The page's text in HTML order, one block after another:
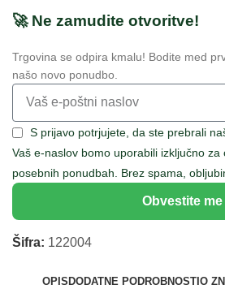
🚀 Ne zamudite otvoritve!
Trgovina se odpira kmalu! Bodite med
našo novo ponudbo.
S prijavo potrjujete, da ste prebrali
Vaš e-naslov bomo uporabili izključno za
posebnih ponudbah. Brez spama,
Obvestite me
Šifra: 122004
OPIS DODATNE PODROBNOSTI O